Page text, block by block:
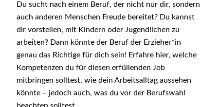
Du sucht nach einem Beruf, der nicht nur dir, sondern
auch anderen Menschen Freude bereitet? Du kannst
dir vorstellen, mit Kindern oder Jugendlichen zu
arbeiten? Dann könnte der Beruf der Erzieher*in
genau das Richtige für dich sein! Erfahre hier, welche
Kompetenzen du für diesen erfüllenden Job
mitbringen solltest, wie dein Arbeitsalltag aussehen
könnte – jedoch auch, was du vor der Berufswahl